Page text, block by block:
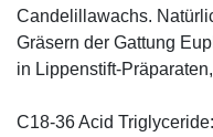
Candelillawachs.
Gräsern der Gattung
in Lippenstift-
C18-36 Acid Triglyceride: